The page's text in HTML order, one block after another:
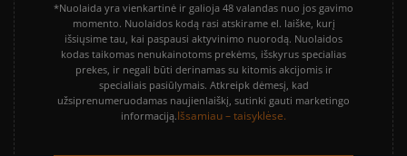
*Nuolaida yra vienkartinė ir galioja 48 valandas nuo jos gavimo
momento. Nuolaidos kodą rasi atskirame el. laiške, kurį
išsiųsime tau, kai paspausi aktyvinimo nuorodą. Nuolaidos
kodas taikomas nenukainotoms prekėms, išskyrus specialias
prekes, ir negali būti derinamas su kitomis akcijomis ir
specialiais pasiūlymais. Atkreipk dėmesį, kad
užsiprenumeruodamas naujienlaiškį, sutinki gauti marketingo
informaciją.Išsamiau – taisyklėse.